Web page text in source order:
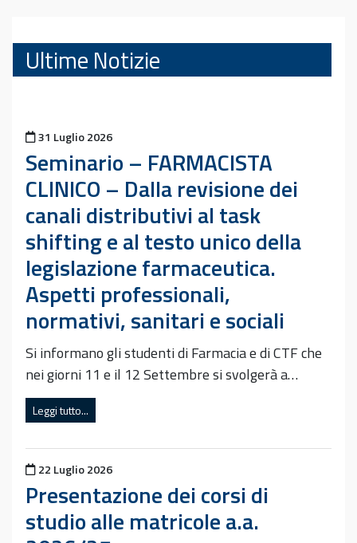
Ultime Notizie
Pubblicato il
31 Luglio 2026
Seminario – FARMACISTA
CLINICO – Dalla revisione dei
canali distributivi al task
shifting e al testo unico della
legislazione farmaceutica.
Aspetti professionali,
normativi, sanitari e sociali
Si informano gli studenti di Farmacia e di CTF che
nei giorni 11 e il 12 Settembre si svolgerà a…
Leggi tutto...
Pubblicato il
22 Luglio 2026
Presentazione dei corsi di
studio alle matricole a.a.